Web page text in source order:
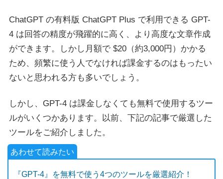
ChatGPT の有料版 ChatGPT Plus で利用できる GPT-
4 は回答の精度が飛躍的に高く、より高度な文章作成
ができます。しかし月額で $20（約3,000円）かかる
ため、頻繁に使う人でなければ課金するのはもったい
ないと思われる方も多いでしょう。
しかし、GPT-4 は課金しなくても無料で使用するツー
ルがいくつかあります。以前、下記の記事で厳選した
ツールをご紹介しました。
『GPT-4』を無料で使う4つのツールを厳選紹介！